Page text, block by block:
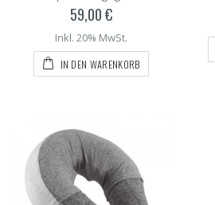
59,00 €
Inkl. 20% MwSt.
IN DEN WARENKORB